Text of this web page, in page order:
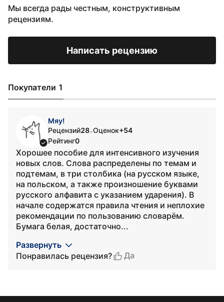
Мы всегда рады честным, конструктивным
рецензиям.
Написать рецензию
Покупатели 1
Мяу!
Рецензий28•Оценок+54
Рейтинг0
Хорошее пособие для интенсивного изучения
новых слов. Слова распределены по темам и
подтемам, в три столбика (на русском языке,
на польском, а также произношение буквами
русского алфавита с указанием ударения). В
начале содержатся правила чтения и неплохие
рекомендации по пользованию словарём.
Бумага белая, достаточно...
Развернуть
Понравилась рецензия?
Да